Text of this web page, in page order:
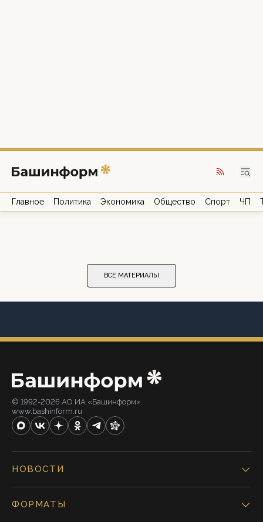
Главное Политика Экономика Общество Спорт ЧП
ВСЕ МАТЕРИАЛЫ
© 1992-2026 АО ИА «Башинформ».
www.bashinform.ru
НОВОСТИ
ФОРМАТЫ